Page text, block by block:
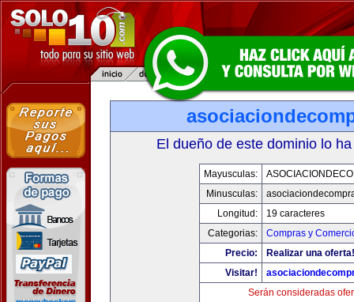
El dueño de este dominio lo
Mayusculas:
Minusculas:
Longitud:
19 caracteres
Categorias:
Compras y
Precio:
Realizar una oferta!
Visitar!
Serán consideradas